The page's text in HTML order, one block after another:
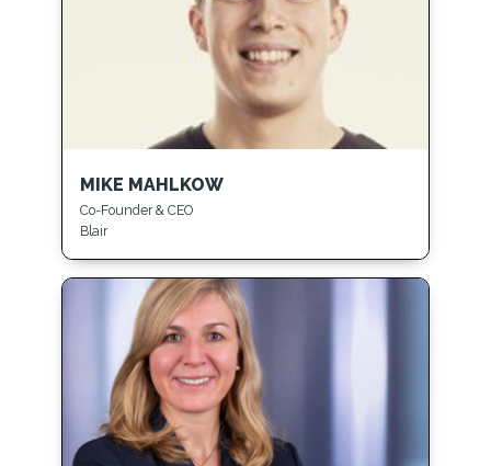
MIKE MAHLKOW
Co-Founder & CEO
Blair